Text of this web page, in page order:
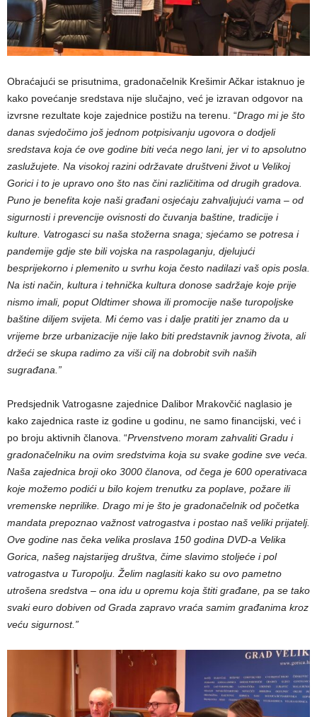
Obraćajući se prisutnima, gradonačelnik Krešimir Ačkar istaknuo je
kako povećanje sredstava nije slučajno, već je izravan odgovor na
izvrsne rezultate koje zajednice postižu na terenu. “Drago mi je što
danas svjedočimo još jednom potpisivanju ugovora o dodjeli
sredstava koja će ove godine biti veća nego lani, jer vi to apsolutno
zaslužujete. Na visokoj razini održavate društveni život u Velikoj
Gorici i to je upravo ono što nas čini različitima od drugih gradova.
Puno je benefita koje naši građani osjećaju zahvaljujući vama – od
sigurnosti i prevencije ovisnosti do čuvanja baštine, tradicije i
kulture. Vatrogasci su naša stožerna snaga; sjećamo se potresa i
pandemije gdje ste bili vojska na raspolaganju, djelujući
besprijekorno i plemenito u svrhu koja često nadilazi vaš opis posla.
Na isti način, kultura i tehnička kultura donose sadržaje koje prije
nismo imali, poput Oldtimer showa ili promocije naše turopoljske
baštine diljem svijeta. Mi ćemo vas i dalje pratiti jer znamo da u
vrijeme brze urbanizacije nije lako biti predstavnik javnog života, ali
držeći se skupa radimo za viši cilj na dobrobit svih naših
sugrađana.”
Predsjednik Vatrogasne zajednice Dalibor Mrakovčić naglasio je
kako zajednica raste iz godine u godinu, ne samo financijski, već i
po broju aktivnih članova. “Prvenstveno moram zahvaliti Gradu i
gradonačelniku na ovim sredstvima koja su svake godine sve veća.
Naša zajednica broji oko 3000 članova, od čega je 600 operativaca
koje možemo podići u bilo kojem trenutku za poplave, požare ili
vremenske neprilike. Drago mi je što je gradonačelnik od početka
mandata prepoznao važnost vatrogastva i postao naš veliki prijatelj.
Ove godine nas čeka velika proslava 150 godina DVD-a Velika
Gorica, našeg najstarijeg društva, čime slavimo stoljeće i pol
vatrogastva u Turopolju. Želim naglasiti kako su ovo pametno
utrošena sredstva – ona idu u opremu koja štiti građane, pa se tako
svaki euro dobiven od Grada zapravo vraća samim građanima kroz
veću sigurnost.”